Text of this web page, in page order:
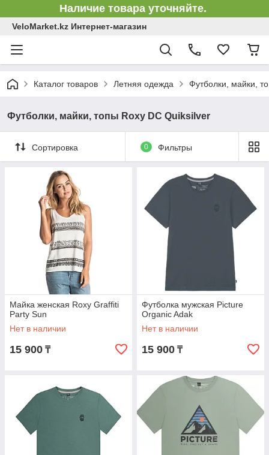
Наличие товара уточняйте.
VeloMarket.kz Интернет-магазин
Каталог товаров Летняя одежда Футболки, майки,
Футболки, майки, топы Roxy DC Quiksilver
Сортировка 0 Фильтры
Майка женская Roxy Graffiti
Party Sun
Нет в наличии
15 900 ₸
Футболка мужская Picture
Organic Adak
Нет в наличии
15 900 ₸